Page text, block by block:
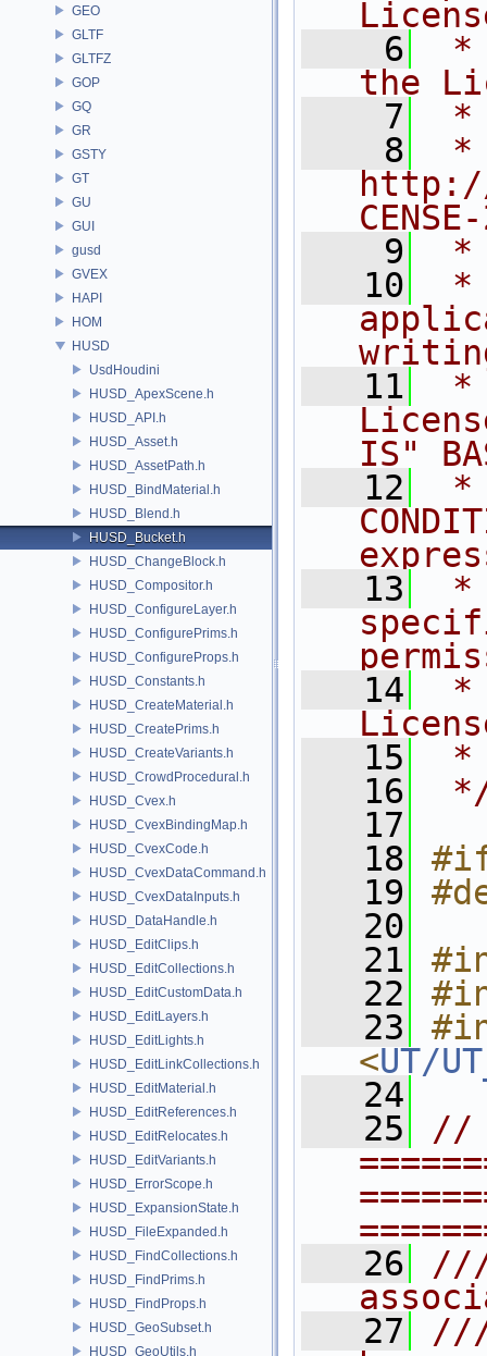
GEO
GLTF
GLTFZ
GOP
GQ
GR
GSTY
GT
GU
GUI
gusd
GVEX
HAPI
HOM
HUSD
UsdHoudini
HUSD_ApexScene.h
HUSD_API.h
HUSD_Asset.h
HUSD_AssetPath.h
HUSD_BindMaterial.h
HUSD_Blend.h
HUSD_Bucket.h
HUSD_ChangeBlock.h
HUSD_Compositor.h
HUSD_ConfigureLayer.h
HUSD_ConfigurePrims.h
HUSD_ConfigureProps.h
HUSD_Constants.h
HUSD_CreateMaterial.h
HUSD_CreatePrims.h
HUSD_CreateVariants.h
HUSD_CrowdProcedural.h
HUSD_Cvex.h
HUSD_CvexBindingMap.h
HUSD_CvexCode.h
HUSD_CvexDataCommand.h
HUSD_CvexDataInputs.h
HUSD_DataHandle.h
HUSD_EditClips.h
HUSD_EditCollections.h
HUSD_EditCustomData.h
HUSD_EditLayers.h
HUSD_EditLights.h
HUSD_EditLinkCollections.h
HUSD_EditMaterial.h
HUSD_EditReferences.h
HUSD_EditRelocates.h
HUSD_EditVariants.h
HUSD_ErrorScope.h
HUSD_ExpansionState.h
HUSD_FileExpanded.h
HUSD_FindCollections.h
HUSD_FindPrims.h
HUSD_FindProps.h
HUSD_GeoSubset.h
HUSD_GeoUtils.h
    6
*
the
    7
    8
*
    9
   10
*
   11
*
IS"
   12
*
   13
*
   14
*
   15
*
   16
   17
   18
   19
   20
   21
   22
   23
<UT/
   24
   25
//
   26
///
   27
///